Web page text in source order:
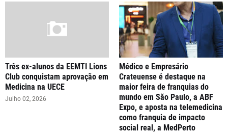
Três ex-alunos da EEMTI Lions
Club conquistam aprovação em
Medicina na UECE
Julho 02, 2026
Médico e Empresário
Crateuense é destaque na
maior feira de franquias do
mundo em São Paulo, a ABF
Expo, e aposta na telemedicina
como franquia de impacto
social real, a MedPerto